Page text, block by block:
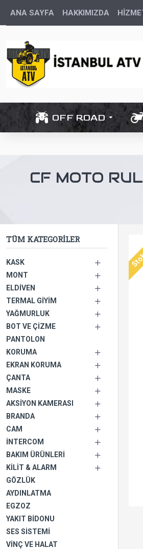
ANA SAYFA HAKKIMIZDA
OFF ROAD
CF MOTO
TÜM KATEGORILER
KASK
MONT
ELDIVEN
TERMAL GIYIM
YAĞMURLUK
BOT VE ÇIZME
PANTOLON
KORUMA
EKRAN KORUMA
ÇANTA
MASKE
AKSIYON KAMERASI
BRANDA
CAM
İNTERCOM
BAKIM ÜRÜNLERI
KILIT & ALARM
GÖZLÜK
AYDINLATMA
EGZOZ
YAKIT BIDONU
SES SISTEMI
VINÇ VE HALAT